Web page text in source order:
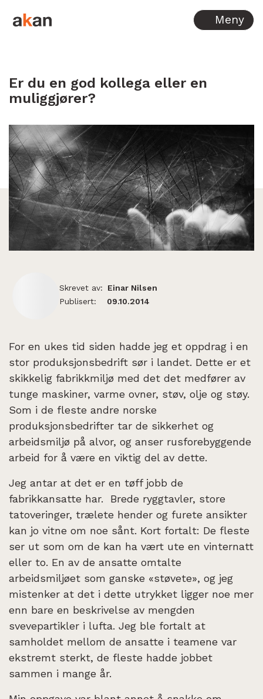
Hopp til innhold Meny
Er du en god kollega eller en
muliggjører?
Skrevet av:
Einar Nilsen
Publisert:
09.10.2014
For en ukes tid siden hadde jeg et oppdrag i en
stor produksjonsbedrift sør i landet. Dette er et
skikkelig fabrikkmiljø med det det medfører av
tunge maskiner, varme ovner, støv, olje og støy.
Som i de fleste andre norske
produksjonsbedrifter tar de sikkerhet og
arbeidsmiljø på alvor, og anser rusforebyggende
arbeid for å være en viktig del av dette.
Jeg antar at det er en tøff jobb de
fabrikkansatte har. Brede ryggtavler, store
tatoveringer, trælete hender og furete ansikter
kan jo vitne om noe sånt. Kort fortalt: De fleste
ser ut som om de kan ha vært ute en vinternatt
eller to. En av de ansatte omtalte
arbeidsmiljøet som ganske «støvete», og jeg
mistenker at det i dette utrykket ligger noe mer
enn bare en beskrivelse av mengden
svevepartikler i lufta. Jeg ble fortalt at
samholdet mellom de ansatte i teamene var
ekstremt sterkt, de fleste hadde jobbet
sammen i mange år.